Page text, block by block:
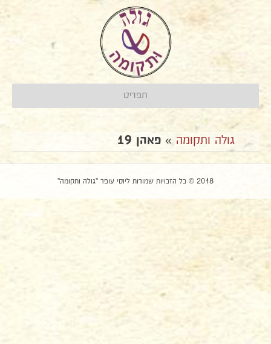
תפריט
גולה ותקומה » פאהן 19
2018 © כל הזכויות שמורות ליוסי עופר "גולה ותקומה"